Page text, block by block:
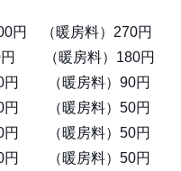
円 （暖房料）270円
（暖房料）180円
（暖房料）90円
（暖房料）50円
（暖房料）50円
（暖房料）50円